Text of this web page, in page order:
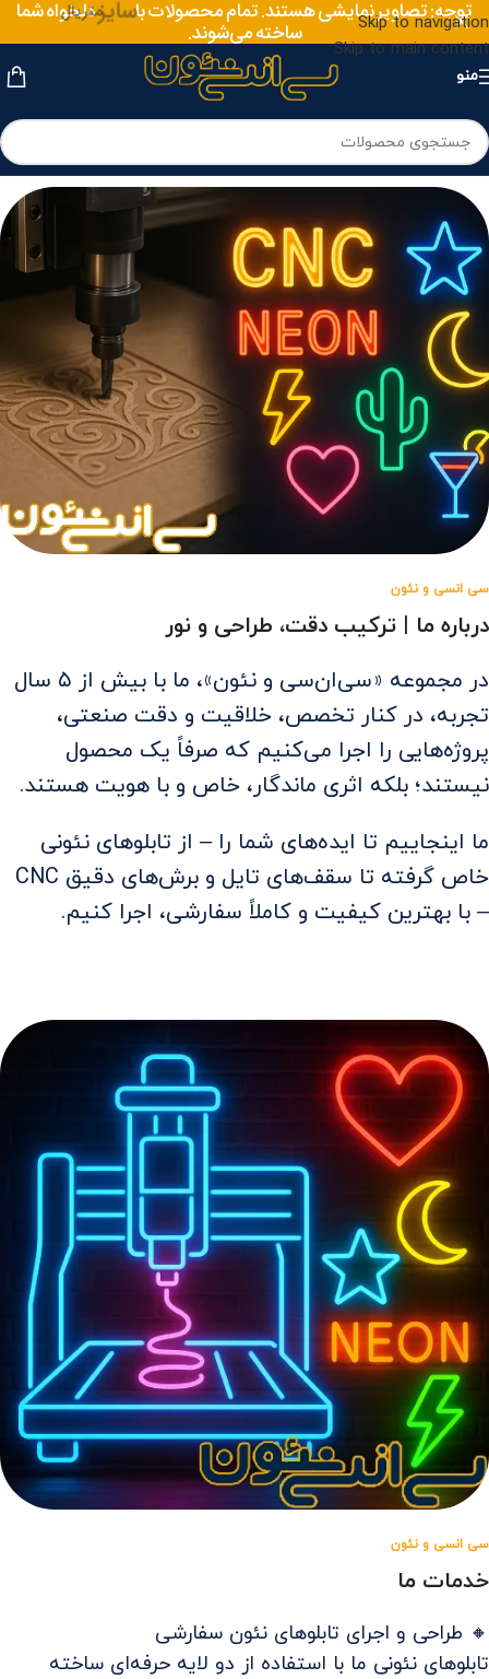
Skip to navigation
Skip to main content
توجه: تصاویر نمایشی هستند. تمام محصولات باسایزمتریال
دلخواه شما
ساخته می‌شوند.
منو
سی‌ انسی و نئون
درباره ما | ترکیب دقت، طراحی و نور
در مجموعه «سی‌ان‌سی و نئون»، ما با بیش از ۵ سال
تجربه، در کنار تخصص، خلاقیت و دقت صنعتی،
پروژه‌هایی را اجرا می‌کنیم که صرفاً یک محصول
نیستند؛ بلکه اثری ماندگار، خاص و با هویت هستند.
ما اینجاییم تا ایده‌های شما را – از تابلوهای نئونی
خاص گرفته تا سقف‌های تایل و برش‌های دقیق CNC
– با بهترین کیفیت و کاملاً سفارشی، اجرا کنیم.
سی‌ انسی و نئون
خدمات ما
🔸 طراحی و اجرای تابلوهای نئون سفارشی
تابلوهای نئونی ما با استفاده از دو لایه حرفه‌ای ساخته